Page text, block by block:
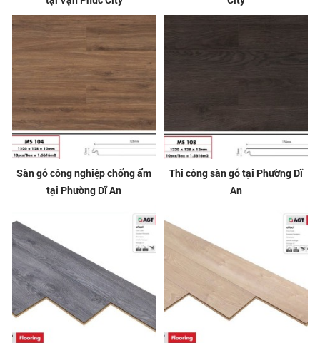
Sàn gỗ công nghiệp chống ẩm
tại Phường Dĩ An
Thi công sàn gỗ tại Phường Dĩ
An